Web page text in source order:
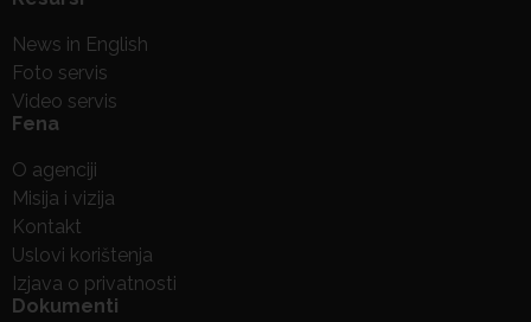
News in English
Foto servis
Video servis
Fena
O agenciji
Misija i vizija
Kontakt
Uslovi korištenja
Izjava o privatnosti
Dokumenti